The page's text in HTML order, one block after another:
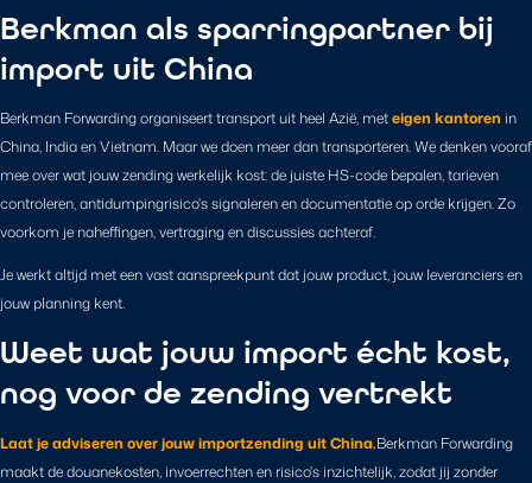
Berkman als sparringpartner bij
import uit China
Berkman Forwarding organiseert transport uit heel Azië, meteigen kantoren in
China, India en Vietnam. Maar we doen meer dan transporteren. We denken vooraf
mee over wat jouw zending werkelijk kost: de juiste HS-code bepalen, tarieven
controleren, antidumpingrisico's signaleren en documentatie op orde krijgen. Zo
voorkom je naheffingen, vertraging en discussies achteraf.
Je werkt altijd met een vast aanspreekpunt dat jouw product, jouw leveranciers en
jouw planning kent.
Weet wat jouw import écht kost,
nog voor de zending vertrekt
Laat je adviseren over jouw importzending uit China.Berkman Forwarding
maakt de douanekosten, invoerrechten en risico's inzichtelijk, zodat jij zonder